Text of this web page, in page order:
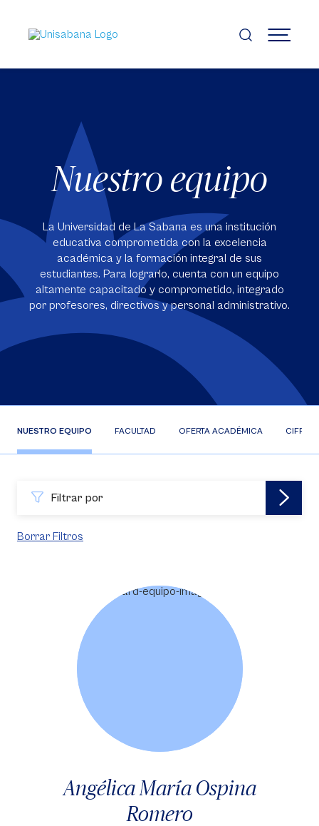
contenido
principal
MENÚ
Nuestro equipo
La Universidad de La Sabana es una institución
educativa comprometida con la excelencia
académica y la formación integral de sus
estudiantes. Para lograrlo, cuenta con un equipo
altamente capacitado y comprometido, integrado
por profesores, directivos y personal administrativo.
NUESTRO EQUIPO FACULTAD OFERTA ACADÉMICA CIFRAS
Filtrar por
Borrar Filtros
Angélica María Ospina
Romero